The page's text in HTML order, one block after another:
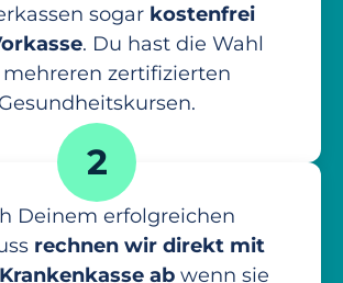
sogar kostenfrei
. Du hast die Wahl
mehreren zertifizierten
Gesundheitskursen.
2
Deinem erfolgreichen
rechnen wir direkt mit
abwenn sie